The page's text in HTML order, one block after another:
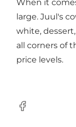
When it
large. Juul's
white,
all corners of
price levels.
Facebook